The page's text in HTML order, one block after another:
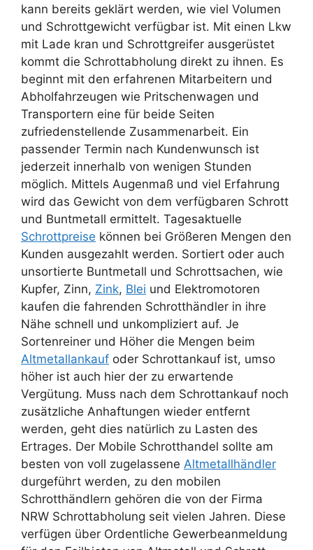
kann bereits geklärt werden, wie viel Volumen
und Schrottgewicht verfügbar ist. Mit einen Lkw
mit Lade kran und Schrottgreifer ausgerüstet
kommt die Schrottabholung direkt zu ihnen. Es
beginnt mit den erfahrenen Mitarbeitern und
Abholfahrzeugen wie Pritschenwagen und
Transportern eine für beide Seiten
zufriedenstellende Zusammenarbeit. Ein
passender Termin nach Kundenwunsch ist
jederzeit innerhalb von wenigen Stunden
möglich. Mittels Augenmaß und viel Erfahrung
wird das Gewicht von dem verfügbaren Schrott
und Buntmetall ermittelt. Tagesaktuelle
Schrottpreise können bei Größeren Mengen den
Kunden ausgezahlt werden. Sortiert oder auch
unsortierte Buntmetall und Schrottsachen, wie
Kupfer, Zinn, Zink, Blei und Elektromotoren
kaufen die fahrenden Schrotthändler in ihre
Nähe schnell und unkompliziert auf. Je
Sortenreiner und Höher die Mengen beim
Altmetallankauf oder Schrottankauf ist, umso
höher ist auch hier der zu erwartende
Vergütung. Muss nach dem Schrottankauf noch
zusätzliche Anhaftungen wieder entfernt
werden, geht dies natürlich zu Lasten des
Ertrages. Der Mobile Schrotthandel sollte am
besten von voll zugelassene Altmetallhändler
durgeführt werden, zu den mobilen
Schrotthändlern gehören die von der Firma
NRW Schrottabholung seit vielen Jahren. Diese
verfügen über Ordentliche Gewerbeanmeldung